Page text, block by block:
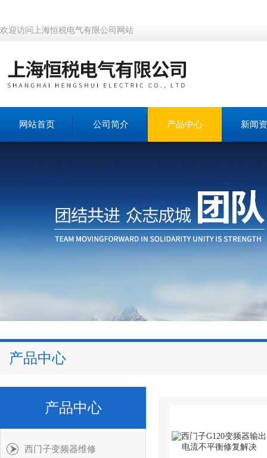
欢迎访问上海恒税电气有限公司网站
网站首页 公司简介 产品中心 新闻
产品中心
产品中心
西门子变频器维修